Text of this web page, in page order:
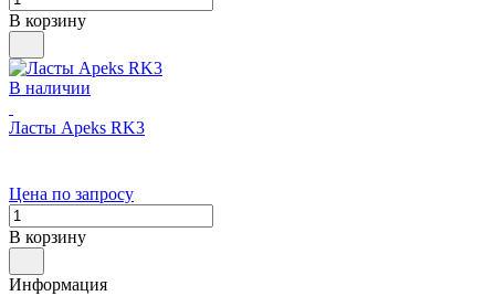
В корзину
В наличии
Ласты Apeks RK3
Цена по запросу
В корзину
Информация